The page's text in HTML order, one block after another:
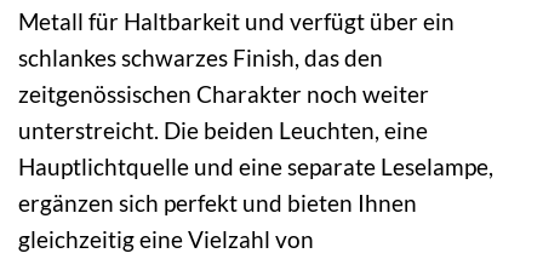
Metall für Haltbarkeit und verfügt über ein
schlankes schwarzes Finish, das den
zeitgenössischen Charakter noch weiter
unterstreicht. Die beiden Leuchten, eine
Hauptlichtquelle und eine separate Leselampe,
ergänzen sich perfekt und bieten Ihnen
gleichzeitig eine Vielzahl von